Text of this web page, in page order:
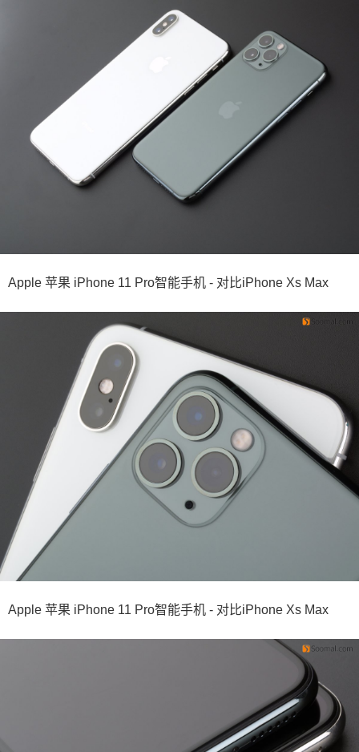
Apple 苹果 iPhone 11 Pro智能手机 - 对比iPhone Xs Max
Apple 苹果 iPhone 11 Pro智能手机 - 对比iPhone Xs Max